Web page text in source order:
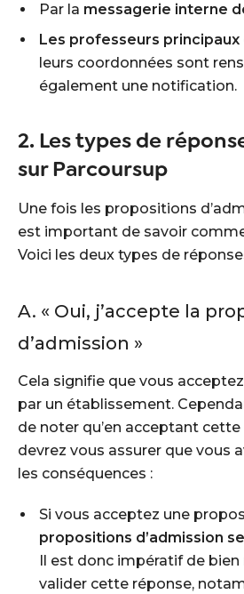
Par la messagerie interne
Les professeurs principaux
leurs coordonnées sont
également une notification.
2. Les types de
sur Parcoursup
Une fois les propositions
est important de savoir
Voici les deux types de
A. « Oui, j’accepte la
d’admission »
Cela signifie que vous
par un établissement.
de noter qu’en acceptant
devrez vous assurer que vous
les conséquences :
Si vous acceptez une
propositions d’admission
Il est donc impératif de
valider cette réponse,